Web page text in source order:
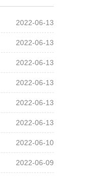
2022-06-13
2022-06-13
2022-06-13
2022-06-13
2022-06-13
2022-06-13
2022-06-10
2022-06-09